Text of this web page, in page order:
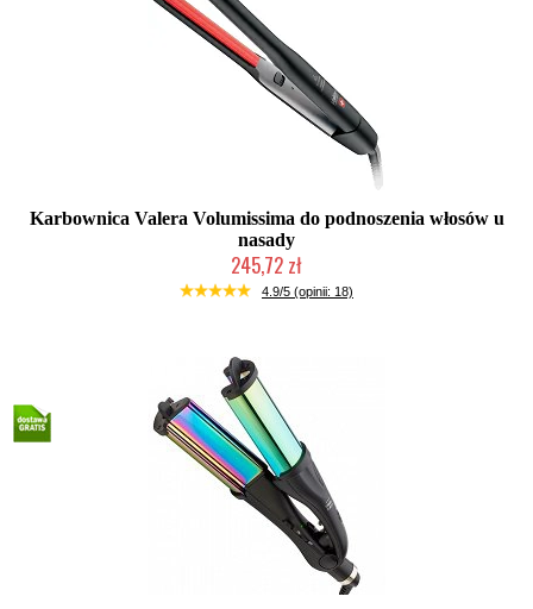
Karbownica Valera Volumissima do podnoszenia włosów u
nasady
245,72 zł
2-5 dni roboczych
4.9/5 (opinii: 18)